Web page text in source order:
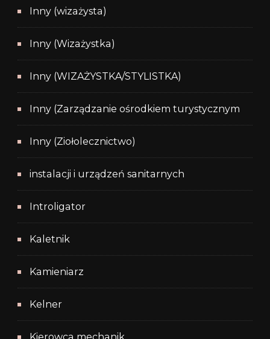
Inny (wizażysta)
Inny (Wizażystka)
Inny (WIZAŻYSTKA/STYLISTKA)
Inny (Zarządzanie ośrodkiem turystycznym
Inny (Ziołolecznictwo)
instalacji i urządzeń sanitarnych
Introligator
Kaletnik
Kamieniarz
Kelner
Kierowca mechanik